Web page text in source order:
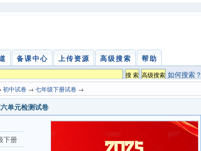
备课中心 上传资源 高级搜索
帮助
如何搜索？
初中试卷 → 七年级下册试卷 →
单元检测试卷
下册